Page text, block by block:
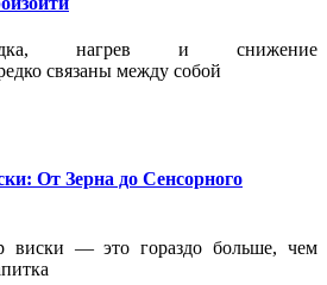
нагрев и снижение
связаны между собой
От Зерна до Сенсорного
виски — это гораздо больше, чем